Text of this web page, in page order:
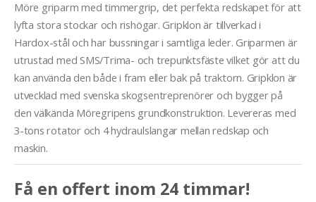
Möre griparm med timmergrip, det perfekta redskapet för att
lyfta stora stockar och rishögar. Gripklon är tillverkad i
Hardox-stål och har bussningar i samtliga leder. Griparmen är
utrustad med SMS/Trima- och trepunktsfäste vilket gör att du
kan använda den både i fram eller bak på traktorn. Gripklon är
utvecklad med svenska skogsentreprenörer och bygger på
den välkända Möregripens grundkonstruktion. Levereras med
3-tons rotator och 4 hydraulslangar mellan redskap och
maskin.
Få en offert inom 24 timmar!